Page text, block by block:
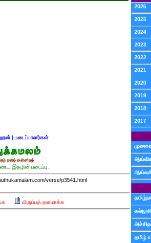
| படைப்பாளர்கள்
இதழின் படைப்பு.
verse/p3541.html
விருப்பத் தளமாக்க
2026
2025
2024
2023
2022
2021
2020
2019
2018
2017
தமிழ்